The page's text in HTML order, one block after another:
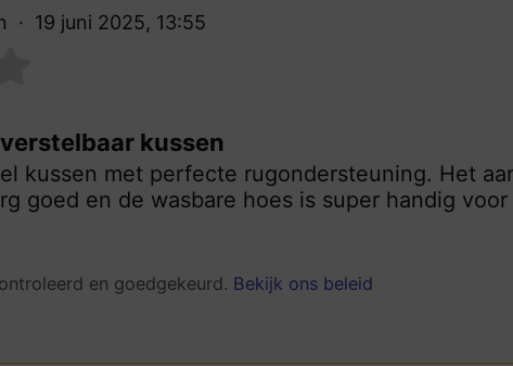
19 juni 2025, 13:55
kussen
kussen met perfecte rugondersteuning. Het
goed en de wasbare hoes is super handig
en goedgekeurd. Bekijk ons beleid